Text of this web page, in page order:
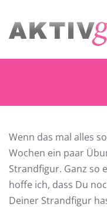
Zum Hauptinhalt
Wenn das mal alles
Wochen ein paar
Strandfigur. Ganz so
hoffe ich, dass Du
Deiner Strandfigur